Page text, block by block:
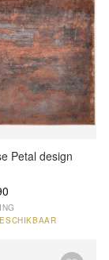
Petal design